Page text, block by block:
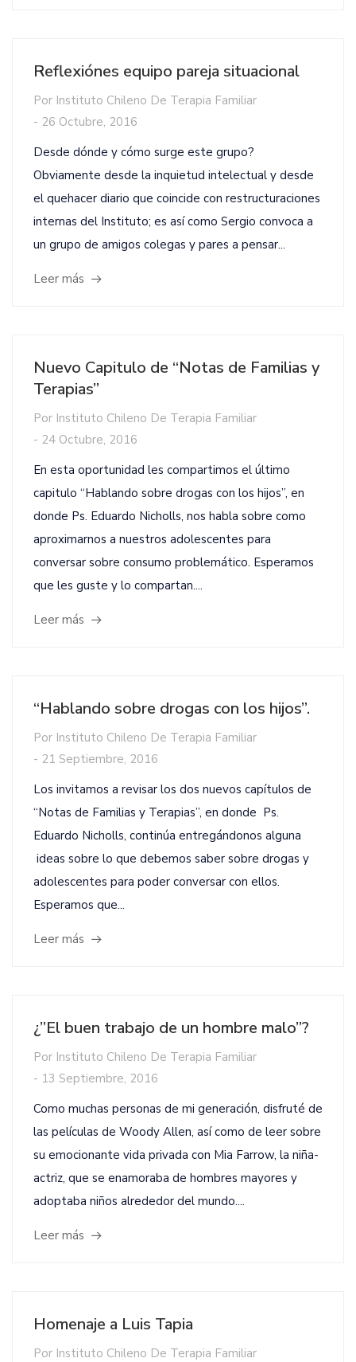
Reflexiónes equipo pareja situacional
Por Instituto Chileno De Terapia Familiar
- 26 Octubre, 2016
Desde dónde y cómo surge este grupo?
Obviamente desde la inquietud intelectual y desde
el quehacer diario que coincide con restructuraciones
internas del Instituto; es así como Sergio convoca a
un grupo de amigos colegas y pares a pensar...
Leer más
Nuevo Capitulo de “Notas de Familias y
Terapias”
Por Instituto Chileno De Terapia Familiar
- 24 Octubre, 2016
En esta oportunidad les compartimos el último
capitulo “Hablando sobre drogas con los hijos”, en
donde Ps. Eduardo Nicholls, nos habla sobre como
aproximarnos a nuestros adolescentes para
conversar sobre consumo problemático. Esperamos
que les guste y lo compartan....
Leer más
“Hablando sobre drogas con los hijos”.
Por Instituto Chileno De Terapia Familiar
- 21 Septiembre, 2016
Los invitamos a revisar los dos nuevos capítulos de
“Notas de Familias y Terapias”, en donde Ps.
Eduardo Nicholls, continúa entregándonos alguna
ideas sobre lo que debemos saber sobre drogas y
adolescentes para poder conversar con ellos.
Esperamos que...
Leer más
¿”El buen trabajo de un hombre malo”?
Por Instituto Chileno De Terapia Familiar
- 13 Septiembre, 2016
Como muchas personas de mi generación, disfruté de
las películas de Woody Allen, así como de leer sobre
su emocionante vida privada con Mia Farrow, la niña-
actriz, que se enamoraba de hombres mayores y
adoptaba niños alrededor del mundo....
Leer más
Homenaje a Luis Tapia
Por Instituto Chileno De Terapia Familiar